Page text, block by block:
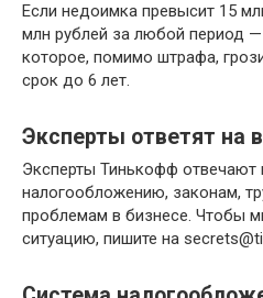
Если недоимка превысит 15
млн рублей за любой период —
которое, помимо штрафа,
срок до 6 лет.
Эксперты ответят на
Эксперты Тинькофф отвечают
налогообложению, законам,
проблемам в бизнесе. Чтобы
ситуацию, пишите на